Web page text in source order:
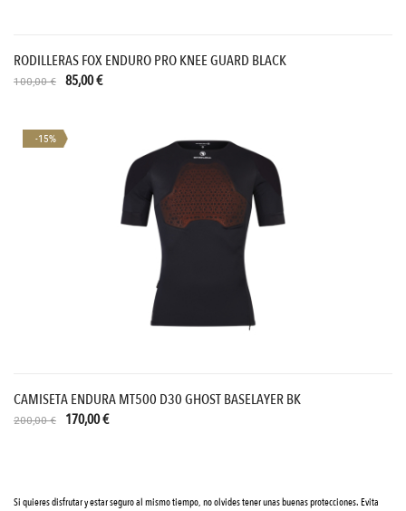
RODILLERAS FOX ENDURO PRO KNEE GUARD BLACK
100,00 € 85,00 €
-15%
CAMISETA ENDURA MT500 D30 GHOST BASELAYER BK
200,00 € 170,00 €
Si quieres disfrutar y estar seguro al mismo tiempo, no olvides tener unas buenas protecciones. Evita